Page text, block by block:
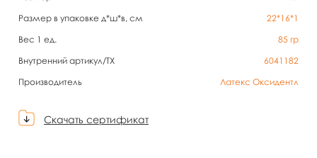
Размер в упаковке д*ш*в, см
22*16*1
Вес 1 ед.
85 гр
Внутренний артикул/TX
6041182
Производитель
Латекс Оксидентл
Скачать сертификат